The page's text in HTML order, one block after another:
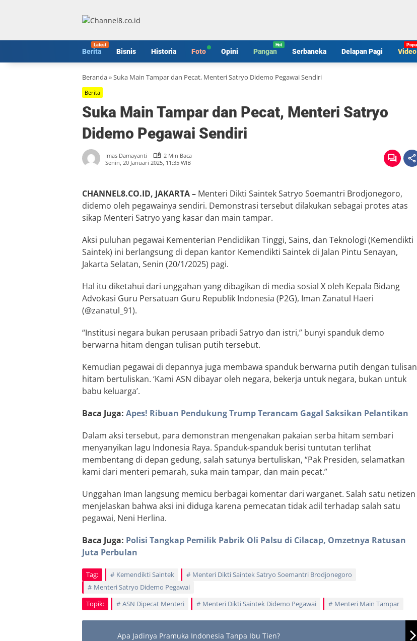
Berita Bisnis Historia Foto Opini Pangan Serbaneka Delapan Pagi Video
Beranda»Suka Main Tampar dan Pecat, Menteri Satryo Didemo Pegawai Sendiri
Berita
Suka Main Tampar dan Pecat, Menteri Satryo
Didemo Pegawai Sendiri
Imas Damayanti
2 Min Baca
Senin, 20 Januari 2025, 11:35 WIB
CHANNEL8.CO.ID, JAKARTA – Menteri Dikti Saintek Satryo Soemantri Brodjonegoro,
didemo oleh pegawainya sendiri. Demonstrasi tersebut dilakukan sebagai protes atas
sikap Menteri Satryo yang kasar dan main tampar.
Aksi puluhan pegawai Kementerian Pendidikan Tinggi, Sains, dan Teknologi (Kemendikti
Saintek) ini berlangsung di depan kantor Kemendikti Saintek di Jalan Pintu Senayan,
Jakarta Selatan, Senin (20/1/2025) pagi.
Hal itu diketahui dari unggahan yang dibagikan di media sosial X oleh Kepala Bidang
Advokasi Guru Persatuan Guru Republik Indonesia (P2G), Iman Zanatul Haeri
(@zanatul_91).
“Institusi negara bukan perusaan pribadi Satryo dan istri,” bunyi spanduk demo
berwarna hitam dengan tulisan putih tersebut.
Kemudian pegawai di depannya juga membawa spanduk berwarna putih dengan tulisan
hitam bertuliskan. ‘Kami ASN dibayar oleh negara, bekerja untuk negara, bukan untuk
babu keluarga’.
Baca Juga: Apes! Ribuan Pendukung Trump Terancam Gagal Saksikan Pelantikan
Dalam aksi tersebut, para demonstran mengenakan pakaian serba hitam sembari
menyanyikan lagu Indonesia Raya. Spanduk-spanduk berisi tuntutan terlihat
membentang di depan gedung, salah satunya bertuliskan, “Pak Presiden, selamatkan
kami dari menteri pemarah, suka main tampar, dan main pecat.”
Unggahan Iman langsung memicu berbagai komentar dari warganet. Salah satu netizen
menjelaskan bahwa aksi ini diduga karena pemecatan tidak adil terhadap salah satu
pegawai, Neni Herlina.
Baca Juga: Polisi Tangkap Pemilik Pabrik Oli Palsu di Cilacap, Omzetnya Ratusan
Juta Perbulan
Tag: Kemendikti Saintek
Menteri Dikti Saintek Satryo Soemantri Brodjonegoro
Menteri Satryo Didemo Pegawai
Topik:
ASN Dipecat Menteri Menteri Dikti Saintek Didemo Pegawai Menteri Main Tampar
Apa Jadinya Pramuka Indonesia Tanpa Ibu Tien?